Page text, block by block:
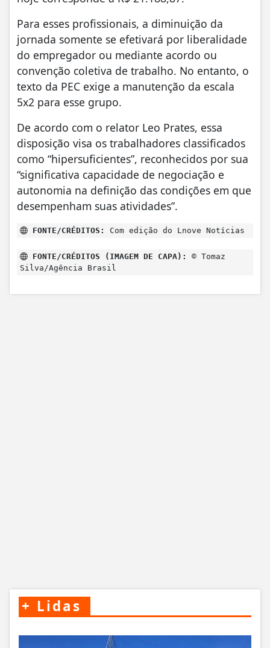
Para esses profissionais, a diminuição da
jornada somente se efetivará por liberalidade
do empregador ou mediante acordo ou
convenção coletiva de trabalho. No entanto, o
texto da PEC exige a manutenção da escala
5x2 para esse grupo.
De acordo com o relator Leo Prates, essa
disposição visa os trabalhadores classificados
como “hipersuficientes”, reconhecidos por sua
“significativa capacidade de negociação e
autonomia na definição das condições em que
desempenham suas atividades”.
FONTE/CRÉDITOS: Com edição do Lnove Notícias
FONTE/CRÉDITOS (IMAGEM DE CAPA):
© Tomaz
Silva/Agência Brasil
+ Lidas